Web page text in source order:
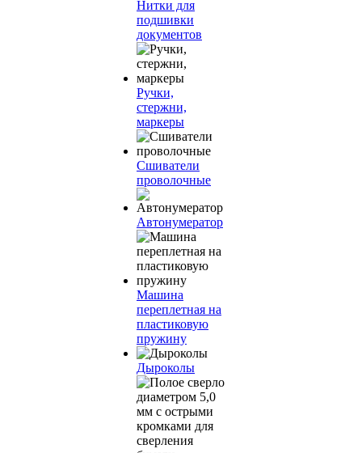
Нитки для
подшивки
документов
Ручки,
стержни,
маркеры
Сшиватели
проволочные
Автонумератор
Машина
переплетная на
пластиковую
пружину
Дыроколы